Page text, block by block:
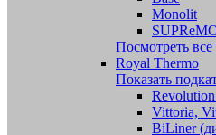
Monolit
Посмотреть
Royal Thermo
Показать
Vittoria,
BiLiner